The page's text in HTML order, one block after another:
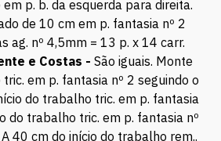
p. b. da esquerda para direita.
de 10 cm em p. fantasia nº 2
ag. nº 4,5mm = 13 p. x 14 carr.
e Costas - São iguais. Monte
em p. fantasia nº 2 seguindo o
do trabalho tric. em p. fantasia
do trabalho tric. em p. fantasia nº
40 cm do início do trabalho rem..